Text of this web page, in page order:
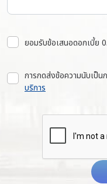
ยอมรับข้อเสนอดอกเบี้ย
การกดส่งข้อความนับเป็น
บริการ